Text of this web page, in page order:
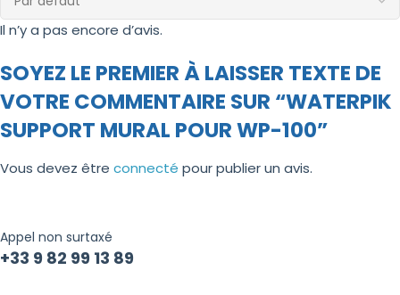
Il n’y a pas encore d’avis.
SOYEZ LE PREMIER À LAISSER TEXTE DE
VOTRE COMMENTAIRE SUR “WATERPIK
SUPPORT MURAL POUR WP-100”
Vous devez être connecté pour publier un avis.
Appel non surtaxé
+33 9 82 99 13 89